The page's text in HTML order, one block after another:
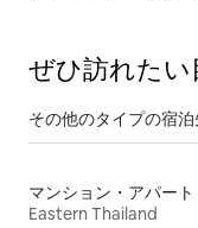
ぜひ訪⁠れ⁠た⁠い
その他のタ⁠イ⁠プ⁠の宿⁠
マンション・アパート
Eastern Thailand